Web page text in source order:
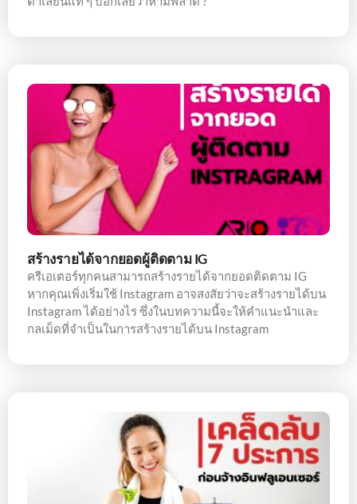
สร้างรายได้จากยอดผู้ติดตาม IG
ครีเอเตอร์ทุกคนสามารถสร้างรายได้จากยอดติดตาม IG
หากคุณเพิ่งเริ่มใช้ Instagram อาจสงสัยว่าจะสร้างรายได้บน
Instagram ได้อย่างไร ซึ่งในบทความนี้จะให้คำแนะนำและ
กลเม็ดที่จำเป็นในการสร้างรายได้บน Instagram